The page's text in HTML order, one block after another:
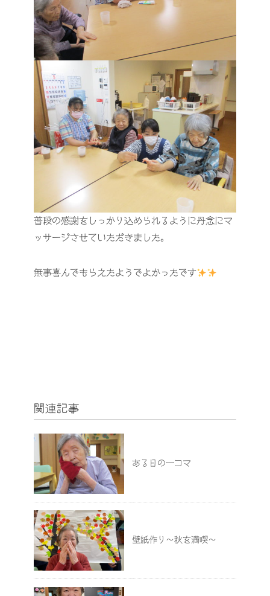
普段の感謝をしっかり込められるように丹念にマ
ッサージさせていただきました。
無事喜んでもらえたようでよかったです
関連記事
ある日の一コマ
壁紙作り～秋を満喫～